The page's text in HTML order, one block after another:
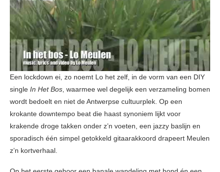
Een lockdown ei, zo noemt Lo het zelf, in de vorm van een DIY
single In Het Bos, waarmee wel degelijk een verzameling bomen
wordt bedoelt en niet de Antwerpse cultuurplek. Op een
krokante downtempo beat die haast synoniem lijkt voor
krakende droge takken onder z’n voeten, een jazzy baslijn en
sporadisch één simpel getokkeld gitaarakkoord drapeert Meulen
z’n kortverhaal.